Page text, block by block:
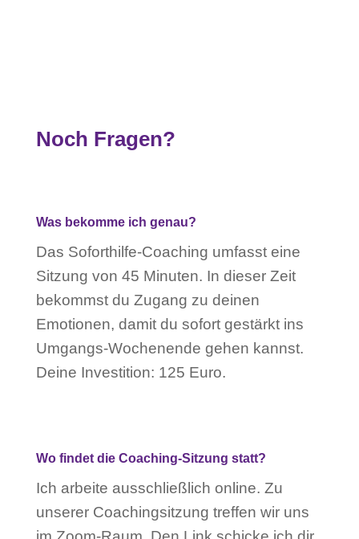
Noch Fragen?
Was bekomme ich genau?
Das Soforthilfe-Coaching umfasst eine
Sitzung von 45 Minuten. In dieser Zeit
bekommst du Zugang zu deinen
Emotionen, damit du sofort gestärkt ins
Umgangs-Wochenende gehen kannst.
Deine Investition: 125 Euro.
Wo findet die Coaching-Sitzung statt?
Ich arbeite ausschließlich online. Zu
unserer Coachingsitzung treffen wir uns